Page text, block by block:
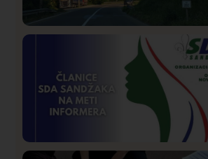
Požar od Magliča do Ušća, brda u
plamenu – vatrogasci na terenu